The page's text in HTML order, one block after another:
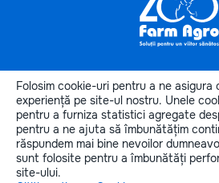
Informaţiiutile
Categoriile produselor
Categorii de animale
Contactele noastre
Folosim cookie-uri pentru a ne asigura
experiență pe site-ul nostru. Unele
pentru a furniza statistici agregate
pentru a ne ajuta să îmbunătățim
răspundem mai bine nevoilor
sunt folosite pentru a îmbunătăți
site-ului.